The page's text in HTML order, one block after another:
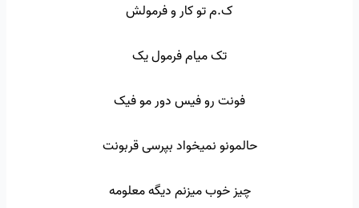
ک.م تو کار و فرمولش
تک میام فرمول یک
فونت رو فیس دور مو فیک
حالمونو نمیخواد بپرسی قربونت
چیز خوب میزنم دیگه معلومه